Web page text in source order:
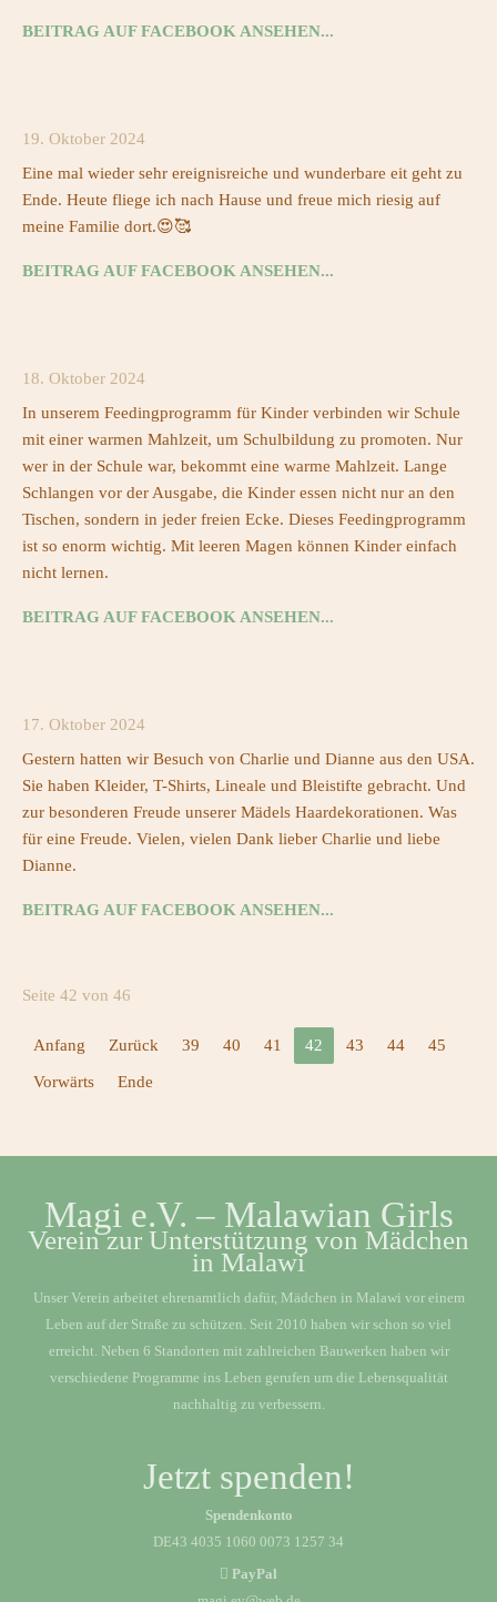
BEITRAG AUF FACEBOOK ANSEHEN...
19. Oktober 2024
Eine mal wieder sehr ereignisreiche und wunderbare eit geht zu
Ende. Heute fliege ich nach Hause und freue mich riesig auf
meine Familie dort.😍🥰
BEITRAG AUF FACEBOOK ANSEHEN...
18. Oktober 2024
In unserem Feedingprogramm für Kinder verbinden wir Schule
mit einer warmen Mahlzeit, um Schulbildung zu promoten. Nur
wer in der Schule war, bekommt eine warme Mahlzeit. Lange
Schlangen vor der Ausgabe, die Kinder essen nicht nur an den
Tischen, sondern in jeder freien Ecke. Dieses Feedingprogramm
ist so enorm wichtig. Mit leeren Magen können Kinder einfach
nicht lernen.
BEITRAG AUF FACEBOOK ANSEHEN...
17. Oktober 2024
Gestern hatten wir Besuch von Charlie und Dianne aus den USA.
Sie haben Kleider, T-Shirts, Lineale und Bleistifte gebracht. Und
zur besonderen Freude unserer Mädels Haardekorationen. Was
für eine Freude. Vielen, vielen Dank lieber Charlie und liebe
Dianne.
BEITRAG AUF FACEBOOK ANSEHEN...
Seite 42 von 46
Anfang Zurück 39 40 41 42 43 44 45
Vorwärts Ende
Magi e.V. – Malawian Girls
Verein zur Unterstützung von Mädchen
in Malawi
Unser Verein arbeitet ehrenamtlich dafür, Mädchen in Malawi vor einem
Leben auf der Straße zu schützen. Seit 2010 haben wir schon so viel
erreicht. Neben 6 Standorten mit zahlreichen Bauwerken haben wir
verschiedene Programme ins Leben gerufen um die Lebensqualität
nachhaltig zu verbessern.
Jetzt spenden!
Spendenkonto
DE43 4035 1060 0073 1257 34
PayPal